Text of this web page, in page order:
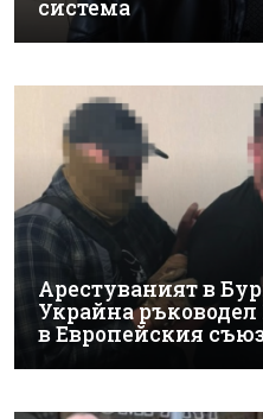
система
Арестуваният в
Украйна ръководел
в Европейския